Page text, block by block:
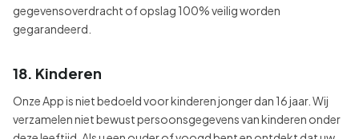
gegevensoverdracht of opslag 100% veilig worden
gegarandeerd.
18. Kinderen
Onze App is niet bedoeld voor kinderen jonger dan 16 jaar. Wij
verzamelen niet bewust persoonsgegevens van kinderen onder